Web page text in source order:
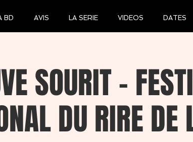
BD AVIS LA SERIE VIDEOS DATES
SOURIT -
DU RIRE DE